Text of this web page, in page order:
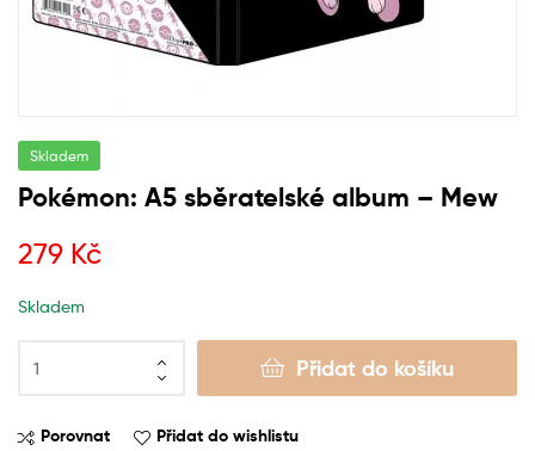
Skladem
Pokémon: A5 sběratelské album – Mew
279 Kč
Skladem
Přidat do košíku
Porovnat Přidat do wishlistu